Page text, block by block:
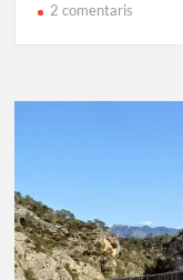
2 comentaris
Carrilet
Girona